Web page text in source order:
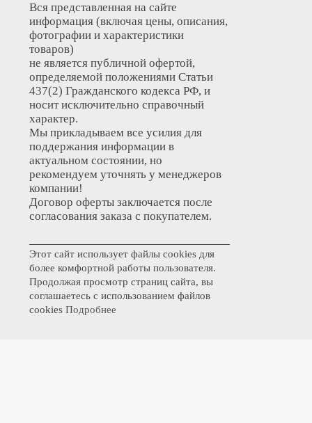
Вся представленная на сайте
информация (включая цены, описания,
фотографии и характеристики
товаров)
не является публичной офертой,
определяемой положениями Статьи
437(2) Гражданского кодекса РФ, и
носит исключительно справочный
характер.
Мы прикладываем все усилия для
поддержания информации в
актуальном состоянии, но
рекомендуем уточнять у менеджеров
компании!
Договор оферты заключается после
согласования заказа с покупателем.
Этот сайт использует файлы cookies для
более комфортной работы пользователя.
Продолжая просмотр страниц сайта, вы
соглашаетесь с использованием файлов
cookies Подробнее